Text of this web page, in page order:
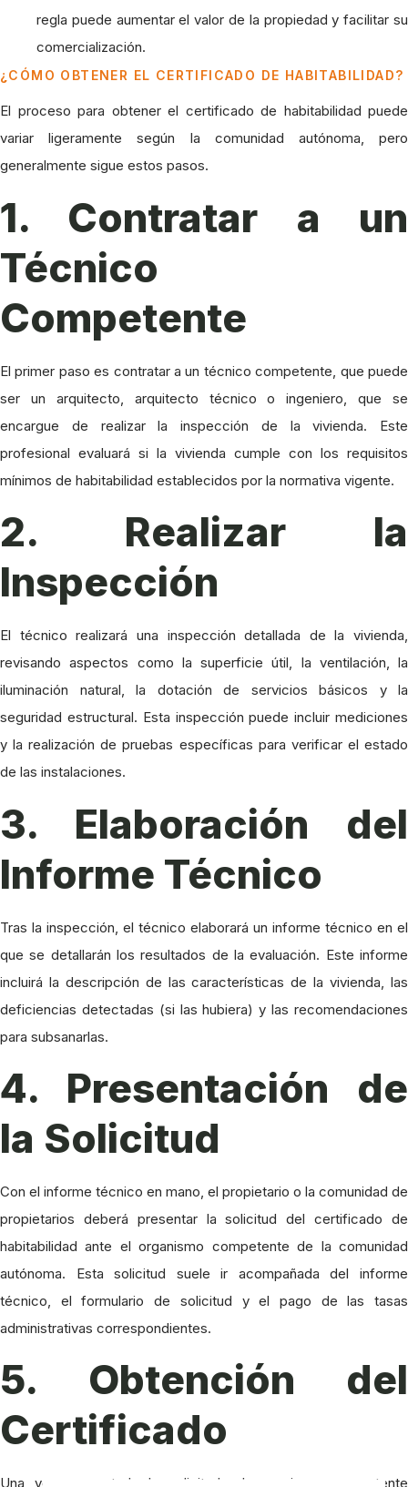
regla puede aumentar el valor de la propiedad y facilitar su
comercialización.
¿CÓMO OBTENER EL CERTIFICADO DE HABITABILIDAD?
El proceso para obtener el certificado de habitabilidad puede
variar ligeramente según la comunidad autónoma, pero
generalmente sigue estos pasos.
1. Contratar a un
Técnico
Competente
El primer paso es contratar a un técnico competente, que puede
ser un arquitecto, arquitecto técnico o ingeniero, que se
encargue de realizar la inspección de la vivienda. Este
profesional evaluará si la vivienda cumple con los requisitos
mínimos de habitabilidad establecidos por la normativa vigente.
2. Realizar la
Inspección
El técnico realizará una inspección detallada de la vivienda,
revisando aspectos como la superficie útil, la ventilación, la
iluminación natural, la dotación de servicios básicos y la
seguridad estructural. Esta inspección puede incluir mediciones
y la realización de pruebas específicas para verificar el estado
de las instalaciones.
3. Elaboración del
Informe Técnico
Tras la inspección, el técnico elaborará un informe técnico en el
que se detallarán los resultados de la evaluación. Este informe
incluirá la descripción de las características de la vivienda, las
deficiencias detectadas (si las hubiera) y las recomendaciones
para subsanarlas.
4. Presentación de
la Solicitud
Con el informe técnico en mano, el propietario o la comunidad de
propietarios deberá presentar la solicitud del certificado de
habitabilidad ante el organismo competente de la comunidad
autónoma. Esta solicitud suele ir acompañada del informe
técnico, el formulario de solicitud y el pago de las tasas
administrativas correspondientes.
5. Obtención del
Certificado
Una vez presentada la solicitud, el organismo competente